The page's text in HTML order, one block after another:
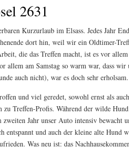
2631
Kurzurlaub im Elsass. Jedes Jahr
dort hin, weil wir ein Oldtimer-
die das Treffen macht, ist es vor
allem am Samstag so warm war, dass wir
auch nicht), war es doch sehr erholsam.
und viel geredet, sowohl ernst als
zu Treffen-Profis. Während der wilde
zweiten Jahr unser Auto intensiv bewacht
entspannt und auch der kleine alte Hund
Was neu ist: das